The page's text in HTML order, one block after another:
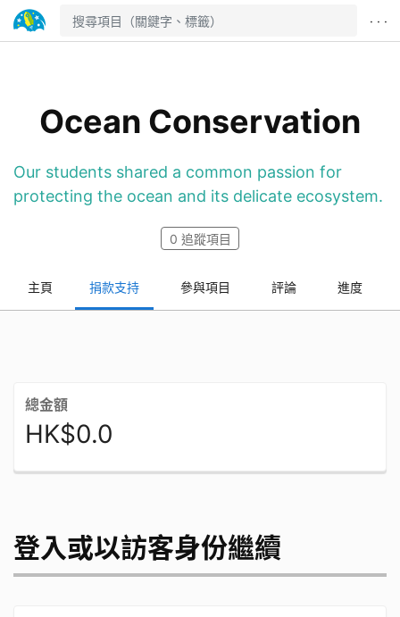
· · ·
Ocean Conservation
Our students shared a common passion for
protecting the ocean and its delicate ecosystem.
0 追蹤項目
主頁 捐款支持 參與項目 評論 進度
總金額
HK$0.0
登入或以訪客身份繼續